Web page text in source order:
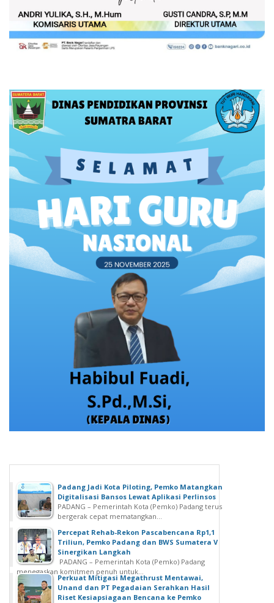
Padang Jadi Kota Piloting, Pemko Matangkan
Digitalisasi Bansos Lewat Aplikasi Perlinsos
PADANG – Pemerintah Kota (Pemko) Padang terus
bergerak cepat mematangkan...
Percepat Rehab-Rekon Pascabencana Rp1,1
Triliun, Pemko Padang dan BWS Sumatera V
Sinergikan Langkah
PADANG – Pemerintah Kota (Pemko) Padang
menegaskan komitmen penuh untuk...
Perkuat Mitigasi Megathrust Mentawai,
Unand dan PT Pegadaian Serahkan Hasil
Riset Kesiapsiagaan Bencana ke Pemko